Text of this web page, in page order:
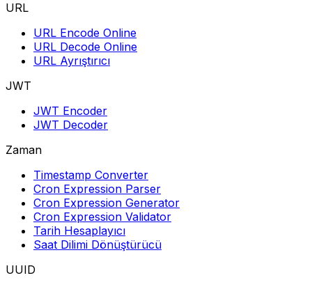
URL
URL Encode Online
URL Decode Online
URL Ayrıştırıcı
JWT
JWT Encoder
JWT Decoder
Zaman
Timestamp Converter
Cron Expression Parser
Cron Expression Generator
Cron Expression Validator
Tarih Hesaplayıcı
Saat Dilimi Dönüştürücü
UUID